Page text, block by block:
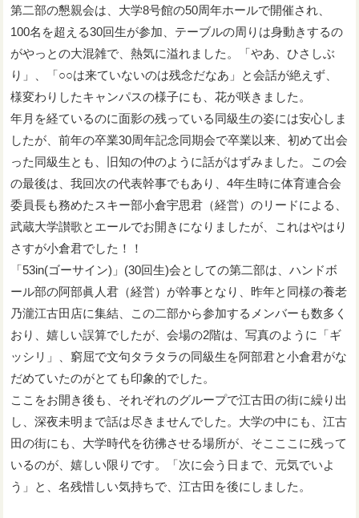
第二部の懇親会は、大学8号館の50周年ホールで開催され、
100名を超える30回生が参加、テーブルの周りは身動きするの
がやっとの大混雑で、熱気に溢れました。「やあ、ひさしぶ
り」、「○○は来ていないのは残念だなあ」と会話が絶えず、
様変わりしたキャンパスの様子にも、花が咲きました。
年月を経ているのに面影の残っている同級生の姿には安心しま
したが、前年の卒業30周年記念同期会で卒業以来、初めて出会
った同級生とも、旧知の仲のように話がはずみました。この会
の最後は、我回次の代表幹事でもあり、4年生時に体育連合会
委員長も務めたスキー部小倉宇思君（経営）のリードによる、
武蔵大学讃歌とエールでお開きになりましたが、これはやはり
さすが小倉君でした！！
「53in(ゴーサイン)」(30回生)会としての第二部は、ハンドボ
ール部の阿部眞人君（経営）が幹事となり、昨年と同様の養老
乃瀧江古田店に集結、この二部から参加するメンバーも数多く
おり、嬉しい誤算でしたが、会場の2階は、写真のように「ギ
ッシリ」、窮屈で文句タラタラの同級生を阿部君と小倉君がな
だめていたのがとても印象的でした。
ここをお開き後も、それぞれのグループで江古田の街に繰り出
し、深夜未明まで話は尽きませんでした。大学の中にも、江古
田の街にも、大学時代を彷彿させる場所が、そこここに残って
いるのが、嬉しい限りです。「次に会う日まで、元気でいよ
う」と、名残惜しい気持ちで、江古田を後にしました。